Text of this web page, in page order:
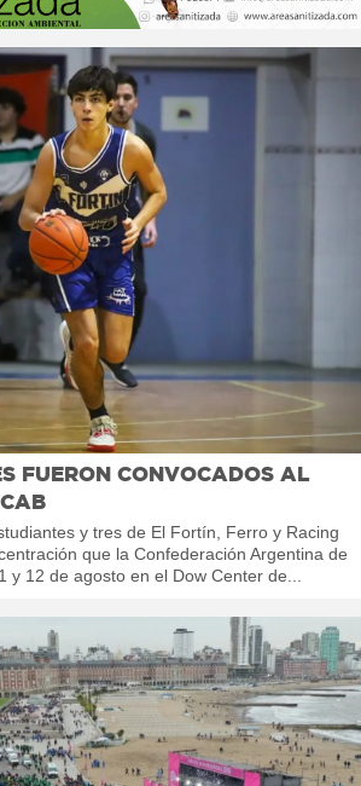
FUERON CONVOCADOS AL
y tres de El Fortín, Ferro y Racing
que la Confederación Argentina de
y 12 de agosto en el Dow Center de...